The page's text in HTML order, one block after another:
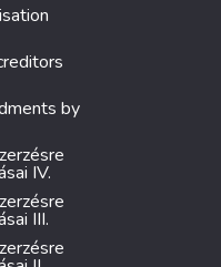
by
IV.
III.